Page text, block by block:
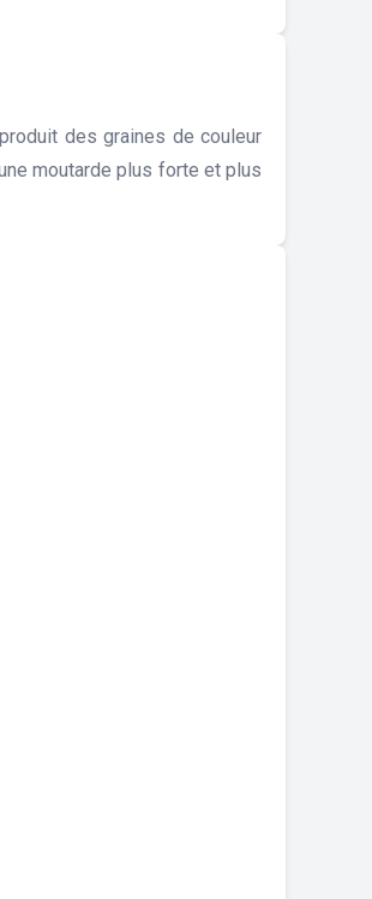
des graines de couleur
moutarde plus forte et plus